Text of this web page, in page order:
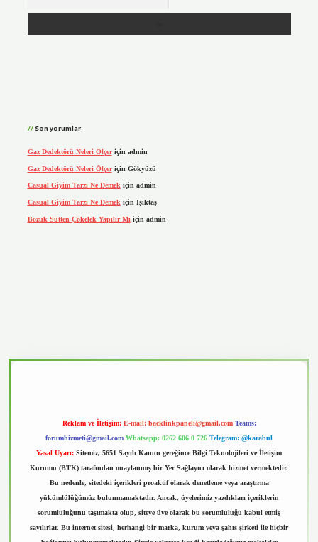
Son yorumlar
Gaz Dedektörü Neleri Ölçeriçin admin
Gaz Dedektörü Neleri Ölçeriçin Gökyüzü
Casual Giyim Tarzı Ne Demekiçin admin
Casual Giyim Tarzı Ne Demek için Işıktaş
Bozuk Sütten Çökelek Yapılır Mı için admin
Reklam ve İletişim: E-mail: backlinkpaneli@gmail.com Teams:
forumhizmeti@gmail.com Whatsapp: 0262 606 0 726 Telegram: @karabul
Yasal Uyarı: Sitemiz, 5651 Sayılı Kanun gereğince Bilgi Teknolojileri ve İletişim
Kurumu (BTK) tarafından onaylanmış bir Yer Sağlayıcı olarak hizmet vermektedir.
Bu nedenle, sitedeki içerikleri proaktif olarak denetleme veya araştırma
yükümlülüğümüz bulunmamaktadır. Ancak, üyelerimiz yazdıkları içeriklerin
sorumluluğunu taşımakta olup, siteye üye olarak bu sorumluluğu kabul etmiş
sayılırlar. Bu internet sitesi, herhangi bir marka, kurum veya şahıs şirketi ile hiçbir